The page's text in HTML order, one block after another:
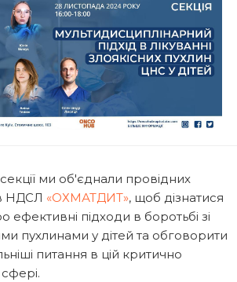
ми об'єднали провідних
НДСЛ «ОХМАТДИТ», щоб дізнатися
ефективні підходи в боротьбі зі
пухлинами у дітей та обговорити
питання в цій критично